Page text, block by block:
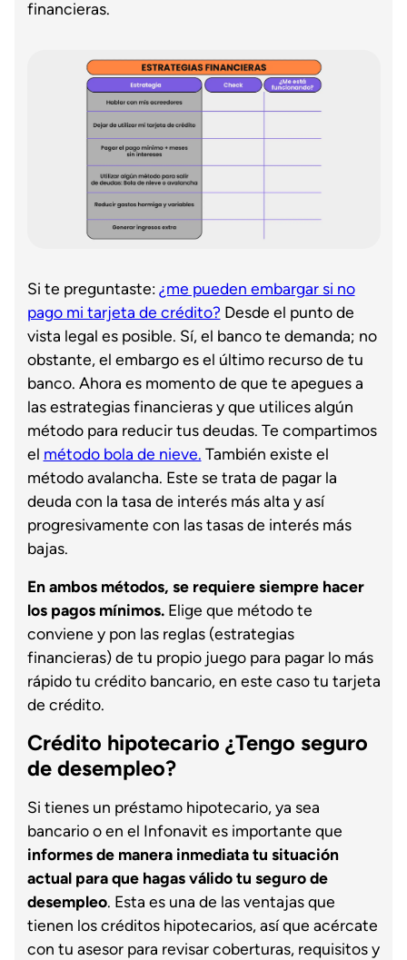
financieras.
Si te preguntaste: ¿me pueden embargar si no
pago mi tarjeta de crédito? Desde el punto de
vista legal es posible. Sí, el banco te demanda; no
obstante, el embargo es el último recurso de tu
banco. Ahora es momento de que te apegues a
las estrategias financieras y que utilices algún
método para reducir tus deudas. Te compartimos
el método bola de nieve. También existe el
método avalancha. Este se trata de pagar la
deuda con la tasa de interés más alta y así
progresivamente con las tasas de interés más
bajas.
En ambos métodos, se requiere siempre hacer
los pagos mínimos. Elige que método te
conviene y pon las reglas (estrategias
financieras) de tu propio juego para pagar lo más
rápido tu crédito bancario, en este caso tu tarjeta
de crédito.
Crédito hipotecario ¿Tengo seguro
de desempleo?
Si tienes un préstamo hipotecario, ya sea
bancario o en el Infonavit es importante que
informes de manera inmediata tu situación
actual para que hagas válido tu seguro de
desempleo. Esta es una de las ventajas que
tienen los créditos hipotecarios, así que acércate
con tu asesor para revisar coberturas, requisitos y